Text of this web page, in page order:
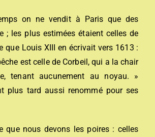
on ne vendit à Paris que des
; les plus estimées étaient celles de
que Louis XIII en écrivait vers 1613 :
est celle de Corbeil, qui a la chair
tenant aucunement au noyau. »
plus tard aussi renommé pour ses
que nous devons les poires : celles